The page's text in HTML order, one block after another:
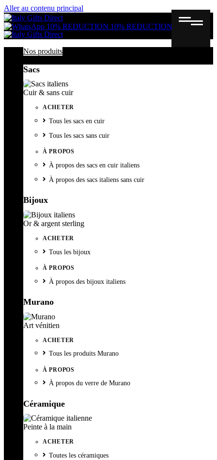
Aller au contenu principal
10% REDUCTION 10% REDUCTION
Nos produits
Sacs
Cuir & sans cuir
ACHETER
Tous les sacs en cuir
Tous les sacs sans cuir
À PROPOS
À propos des sacs en cuir italiens
À propos des sacs italiens sans cuir
Bijoux
Or & argent sterling
ACHETER
Tous les bijoux
À PROPOS
À propos des bijoux italiens
Murano
Art vénitien
ACHETER
Tous les produits Murano
À PROPOS
À propos du verre de Murano
Céramique
Peinte à la main
ACHETER
Toutes les céramiques